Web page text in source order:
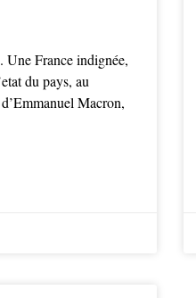
Une France indignée,
du pays, au
Macron,